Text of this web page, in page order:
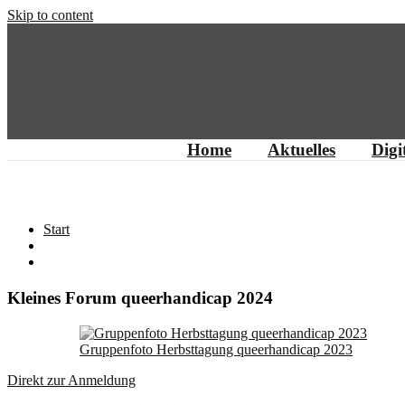
Skip to content
Home Aktuelles
Start
Kleines Forum queerhandicap 2024
Gruppenfoto Herbsttagung queerhandicap 2023
Direkt zur Anmeldung